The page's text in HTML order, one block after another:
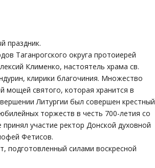
праздник.
Таганрогского округа протоиерей
Клименко, настоятель храма св.
клирики благочиния. Множество
мощей святого, которая хранится в
Литургии был совершен крестный
торжеств в честь 700-летия со
участие ректор Донской духовной
Фетисов.
подготовленный силами воскресной